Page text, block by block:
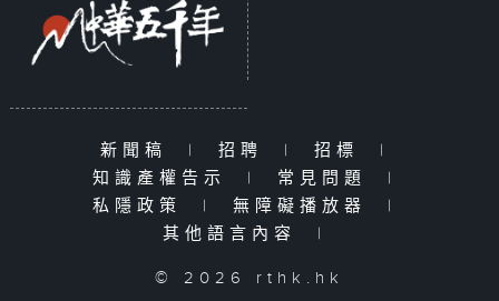
新聞稿 | 招聘 | 招標
|
知識產權告示
| 常見問題
|
私隱政策
| 無障礙播放器
|
其他語言內容
|
© 2026 rthk.hk